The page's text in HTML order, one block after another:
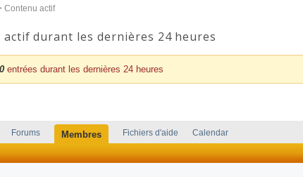
Contenu actif
actif durant les dernières 24 heures
0 entrées durant les dernières 24 heures
Forums
Membres Fichiers d'aide Calendar